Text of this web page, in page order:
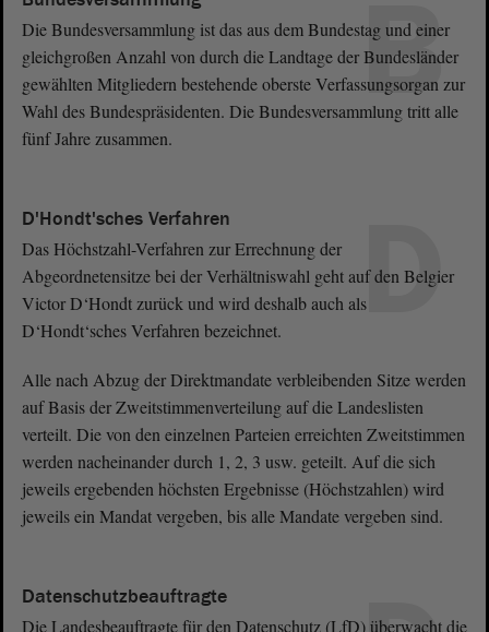
B
Die Bundesversammlung ist das aus dem Bundestag und einer
gleichgroßen Anzahl von durch die Landtage der Bundesländer
gewählten Mitgliedern bestehende oberste Verfassungsorgan zur
Wahl des Bundespräsidenten. Die Bundesversammlung tritt alle
fünf Jahre zusammen.
D
D'Hondt'sches Verfahren
Das Höchstzahl-Verfahren zur Errechnung der
Abgeordnetensitze bei der Verhältniswahl geht auf den Belgier
Victor D‘Hondt zurück und wird deshalb auch als
D‘Hondt‘sches Verfahren bezeichnet.
Alle nach Abzug der Direktmandate verbleibenden Sitze werden
auf Basis der Zweitstimmenverteilung auf die Landeslisten
verteilt. Die von den einzelnen Parteien erreichten Zweitstimmen
werden nacheinander durch 1, 2, 3 usw. geteilt. Auf die sich
jeweils ergebenden höchsten Ergebnisse (Höchstzahlen) wird
jeweils ein Mandat vergeben, bis alle Mandate vergeben sind.
Datenschutzbeauftragte
Die Landesbeauftragte für den Datenschutz (LfD) überwacht die